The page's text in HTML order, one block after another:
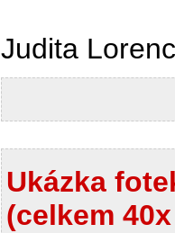
Judita
Ukázka
(celkem